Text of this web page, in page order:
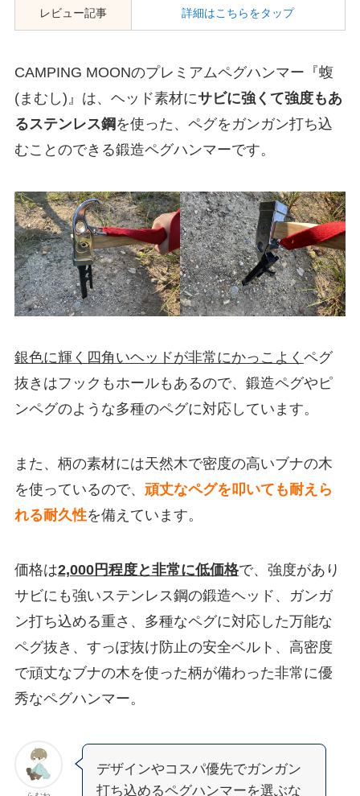
レビュー記事 詳細はこちらをタップ
CAMPING MOONのプレミアムペグハンマー『蝮
(まむし)』は、ヘッド素材にサビに強くて強度もあ
るステンレス鋼 を使った、ペグをガンガン打ち込
むことのできる鍛造ペグハンマーです。
銀色に輝く四角いヘッドが非常にかっこよく ペグ
抜きはフックもホールもあるので、鍛造ペグやピ
ンペグのような多種のペグに対応しています。
また、柄の素材には天然木で密度の高いブナの木
を使っているので、 頑丈なペグを叩いても耐えら
れる耐久性を備えています。
価格は2,000円程度と非常に低価格で、強度があり
サビにも強いステンレス鋼の鍛造ヘッド、ガンガ
ン打ち込める重さ、多種なペグに対応した万能な
ペグ抜き、すっぽ抜け防止の安全ベルト、高密度
で頑丈なブナの木を使った柄が備わった非常に優
秀なペグハンマー。
デザインやコスパ優先でガンガン
打ち込めるペグハンマーを選ぶな